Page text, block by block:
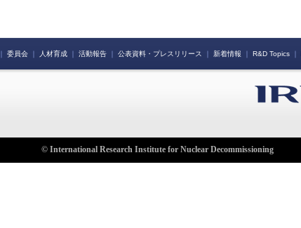
委員会 ｜ 人材育成 ｜ 活動報告 ｜ 公表資料・プレスリリース ｜ 新着情報 ｜ R&D Topics ｜
© International Research Institute for Nuclear Decommissioning